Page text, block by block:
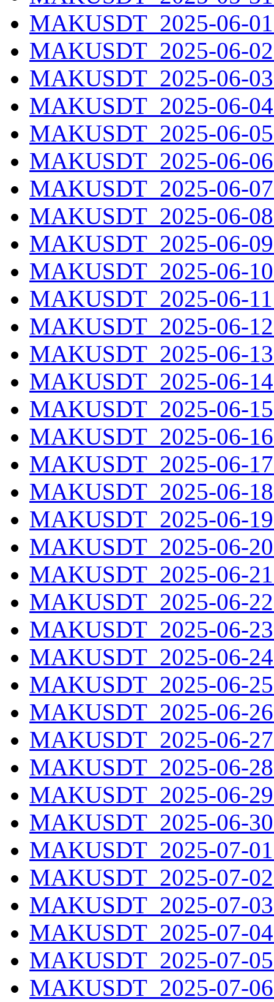
MAKUSDT_2025-06-
MAKUSDT_2025-06-
MAKUSDT_2025-06-
MAKUSDT_2025-06-
MAKUSDT_2025-06-
MAKUSDT_2025-06-
MAKUSDT_2025-06-
MAKUSDT_2025-06-
MAKUSDT_2025-06-
MAKUSDT_2025-06-
MAKUSDT_2025-06-
MAKUSDT_2025-06-
MAKUSDT_2025-06-
MAKUSDT_2025-06-
MAKUSDT_2025-06-
MAKUSDT_2025-06-
MAKUSDT_2025-06-
MAKUSDT_2025-06-
MAKUSDT_2025-06-
MAKUSDT_2025-06-
MAKUSDT_2025-06-
MAKUSDT_2025-06-
MAKUSDT_2025-06-
MAKUSDT_2025-06-
MAKUSDT_2025-06-
MAKUSDT_2025-06-
MAKUSDT_2025-06-
MAKUSDT_2025-06-
MAKUSDT_2025-06-
MAKUSDT_2025-06-
MAKUSDT_2025-07-
MAKUSDT_2025-07-
MAKUSDT_2025-07-
MAKUSDT_2025-07-
MAKUSDT_2025-07-
MAKUSDT_2025-07-